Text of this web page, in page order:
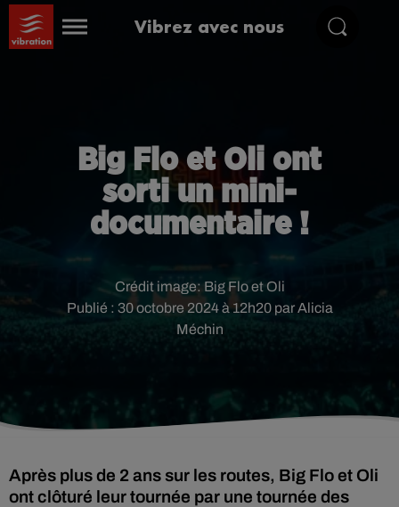
Vibrez avec nous
Big Flo et Oli ont
sorti un mini-
documentaire !
Publié : 30 octobre 2024 à 12h20 par Alicia
Méchin
Crédit image:Big Flo et Oli
Après plus de 2 ans sur les routes, Big Flo et Oli
ont clôturé leur tournée par une tournée des